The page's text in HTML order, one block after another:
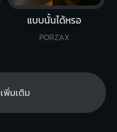
แบบนั้นได้หรอ
PORZAX
พิ่มเติม